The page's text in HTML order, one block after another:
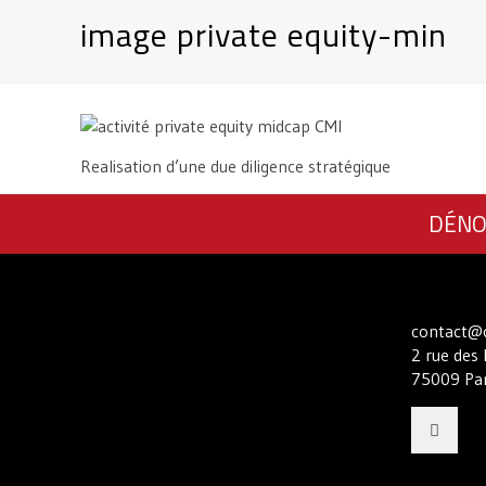
image private equity-min
Realisation d’une due diligence stratégique
2 rue des
75009